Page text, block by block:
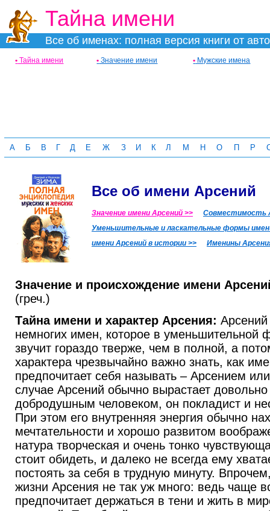
Тайна имени
Все об именах: полная версия книги от
• Тайна имени • Значение имени • Мужские имена
А Б В Г Д Е Ж З И К Л М Н О П Р
Все об имени Арсений
Значение имени Арсений >>
Совместимость
Уменьшительные и ласкательные формы
имени Арсений в истории >>
Именины
Значение и происхождение имени
(греч.)
Тайна имени и характер Арсения: Арсений
немногих имен, которое в уменьшительной
звучит гораздо тверже, чем в полной, а
характера чрезвычайно важно знать, как
предпочитает себя называть – Арсением
случае Арсений обычно вырастает
добродушным человеком, он покладист и
При этом его внутренняя энергия обычно
мечтательности и хорошо развитом
натура творческая и очень тонко
стоит обидеть, и далеко не всегда ему
постоять за себя в трудную минуту.
жизни Арсения не так уж много: ведь чаще
предпочитает держаться в тени и жить в